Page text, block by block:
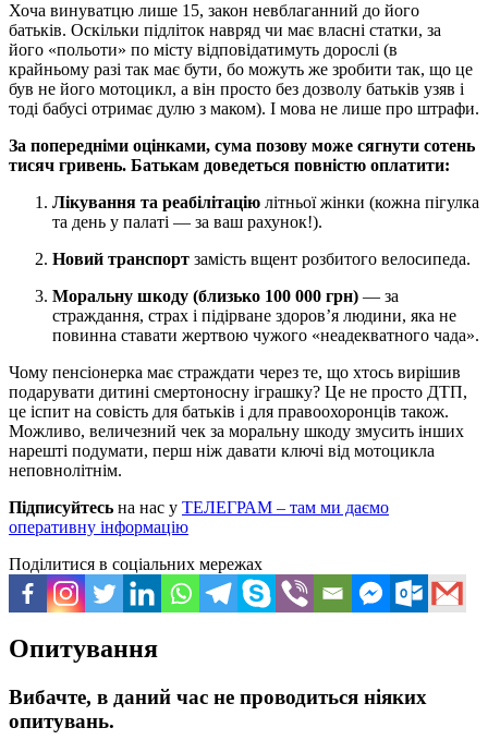
Хоча винуватцю лише 15, закон невблаганний до його
батьків. Оскільки підліток навряд чи має власні статки, за
його «польоти» по місту відповідатимуть дорослі (в
крайньому разі так має бути, бо можуть же зробити так, що це
був не його мотоцикл, а він просто без дозволу батьків узяв і
тоді бабусі отримає дулю з маком). І мова не лише про штрафи.
За попередніми оцінками, сума позову може сягнути сотень
тисяч гривень. Батькам доведеться повністю оплатити:
Лікування та реабілітацію літньої жінки (кожна пігулка
та день у палаті — за ваш рахунок!).
Новий транспорт замість вщент розбитого велосипеда.
Моральну шкоду (близько 100 000 грн) — за
страждання, страх і підірване здоров’я людини, яка не
повинна ставати жертвою чужого «неадекватного чада».
Чому пенсіонерка має страждати через те, що хтось вирішив
подарувати дитині смертоносну іграшку? Це не просто ДТП,
це іспит на совість для батьків і для правоохоронців також.
Можливо, величезний чек за моральну шкоду змусить інших
нарешті подумати, перш ніж давати ключі від мотоцикла
неповнолітнім.
Підписуйтесь на нас у ТЕЛЕГРАМ – там ми даємо
оперативну інформацію
Поділитися в соціальних мережах
Опитування
Вибачте, в даний час не проводиться ніяких
опитувань.